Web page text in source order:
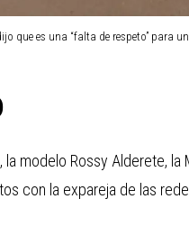
que es una “falta de respeto” para
modelo Rossy Alderete,
con la expareja de las